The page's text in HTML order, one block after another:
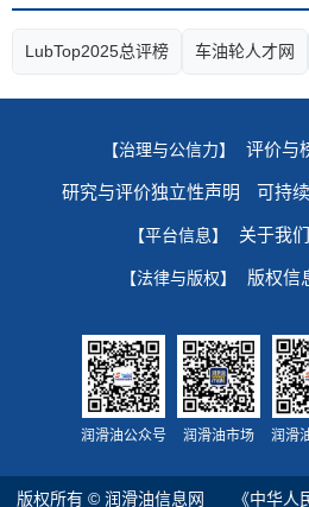
LubTop2025总评榜 车油轮人才网
【治理与公信力】 评价与
研究与评价独立性声明 可持
【平台信息】 关于我们
【法律与版权】 版权信
润滑油公众号 润滑油市场 润滑
版权所有 © 润滑油信息网 《中华